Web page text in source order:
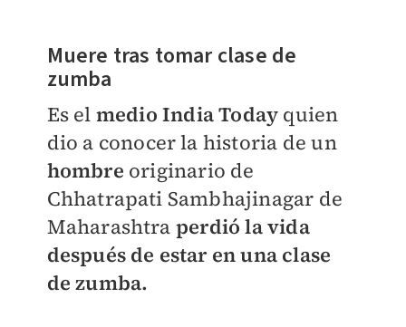
Muere tras tomar clase de
zumba
Es el medio India Today quien
dio a conocer la historia de un
hombre originario de
Chhatrapati Sambhajinagar de
Maharashtra perdió la vida
después de estar en una clase
de zumba.